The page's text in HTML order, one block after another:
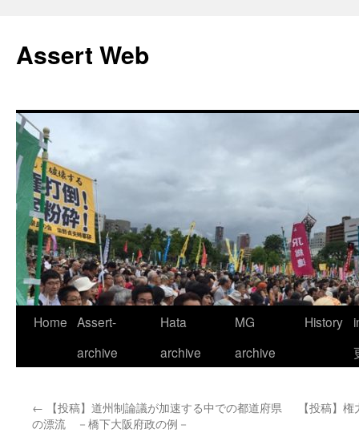
テ
ン
ス
キ
ッ
プ
Assert Web
Home Assert-
archive
Hata
archive
MG
archive
History
← 【投稿】道州制論議が加速する中での都道府県
の漂流 －橋下大阪府政の例－
【投稿】